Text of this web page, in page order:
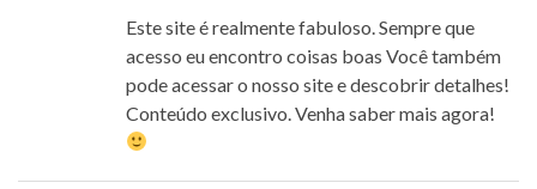
Este site é realmente fabuloso. Sempre que
acesso eu encontro coisas boas Você também
pode acessar o nosso site e descobrir detalhes!
Conteúdo exclusivo. Venha saber mais agora!